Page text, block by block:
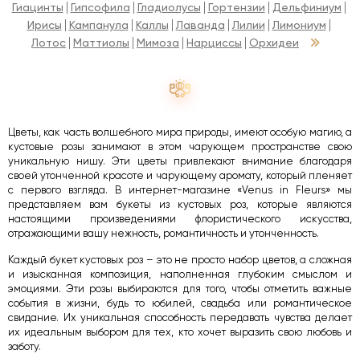
Гиацинты
Гипсофила Гладиолусы Гортензии
Дельфиниум
Ирисы
Кампанула Каллы Лаванда Лилии
Лимониум
Лотос Маттиолы Мимоза Нарциссы Орхидеи
Цветы, как часть волшебного мира природы, имеют особую магию, а
кустовые розы занимают в этом чарующем пространстве свою
уникальную нишу. Эти цветы привлекают внимание благодаря
своей утонченной красоте и чарующему аромату, который пленяет
с первого взгляда. В интернет-магазине «Venus in Fleurs» мы
представляем вам букеты из кустовых роз, которые являются
настоящими произведениями флористического искусства,
отражающими вашу нежность, романтичность и утонченность.
Каждый букет кустовых роз – это не просто набор цветов, а сложная
и изысканная композиция, наполненная глубоким смыслом и
эмоциями. Эти розы выбираются для того, чтобы отметить важные
события в жизни, будь то юбилей, свадьба или романтическое
свидание. Их уникальная способность передавать чувства делает
их идеальным выбором для тех, кто хочет выразить свою любовь и
заботу.